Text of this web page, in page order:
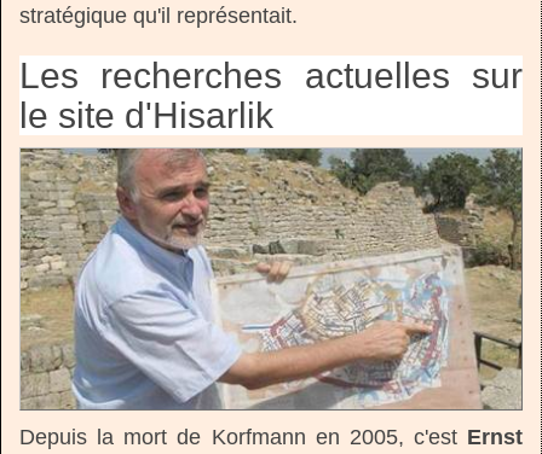
stratégique qu'il représentait.
Les recherches actuelles sur
le site d'Hisarlik
Depuis la mort de Korfmann en 2005, c'est Ernst